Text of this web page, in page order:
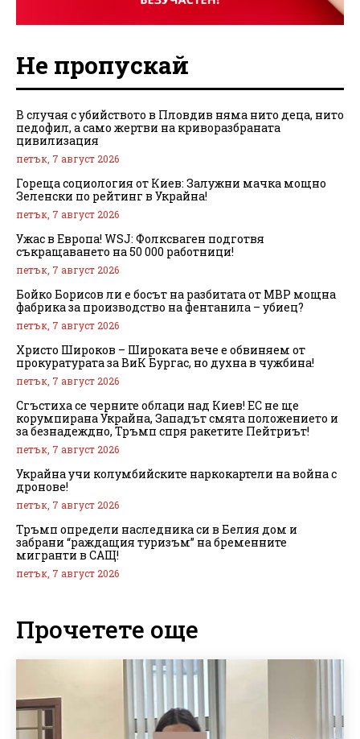
Не пропускай
В случая с убийството в Пловдив няма нито деца, нито
педофил, а само жертви на криворазбраната
цивилизация
петък, 7 август 2026
Гореща социология от Киев: Залужни мачка мощно
Зеленски по рейтинг в Украйна!
петък, 7 август 2026
Ужас в Европа! WSJ: Фолксваген подготвя
съкращаването на 50 000 работници!
петък, 7 август 2026
Бойко Борисов ли е босът на разбитата от МВР мощна
фабрика за производство на фентанила – убиец?
петък, 7 август 2026
Христо Широков – Широката вече е обвиняем от
прокуратурата за ВиК Бургас, но духна в чужбина!
петък, 7 август 2026
Сгъстиха се черните облаци над Киев! ЕС не ще
корумпирана Украйна, Западът смята положението и
за безнадеждно, Тръмп спря ракетите Пейтриът!
петък, 7 август 2026
Украйна учи колумбийските наркокартели на война с
дронове!
петък, 7 август 2026
Тръмп определи наследника си в Белия дом и
забрани “раждащия туризъм” на бременните
мигранти в САЩ!
петък, 7 август 2026
Прочетете още